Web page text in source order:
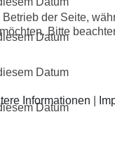
Datum
Datum
Datum
der Seite,
Bitte
Informationen